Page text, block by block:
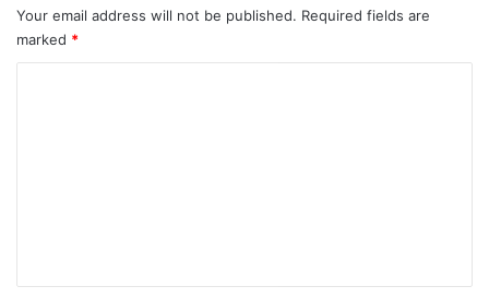
Your email address will not be published. Required fields are
marked *